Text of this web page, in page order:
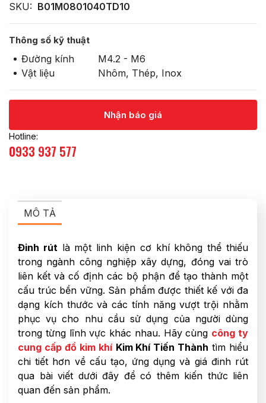
SKU: B01M0801040TD10
Thông số kỹ thuật
Đường kính
M4.2 - M6
Vật liệu
Nhôm, Thép, Inox
Nhận báo giá
Hotline:
0933 937 577
MÔ TẢ
Đinh rútlà một linh kiện cơ khí không thể thiếu
trong ngành công nghiệp xây dựng, đóng vai trò
liên kết và cố định các bộ phận để tạo thành một
cấu trúc bền vững. Sản phẩm được thiết kế với đa
dạng kích thước và các tính năng vượt trội nhằm
phục vụ cho nhu cầu sử dụng của người dùng
trong từng lĩnh vực khác nhau. Hãy cùng công ty
cung cấp đồ kim khí Kim Khí Tiến Thành tìm hiểu
chi tiết hơn về cấu tạo, ứng dụng và giá đinh rút
qua bài viết dưới đây để có thêm kiến thức liên
quan đến sản phẩm.